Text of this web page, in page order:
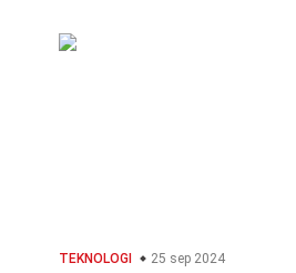
TEKNOLOGI 25 sep 2024